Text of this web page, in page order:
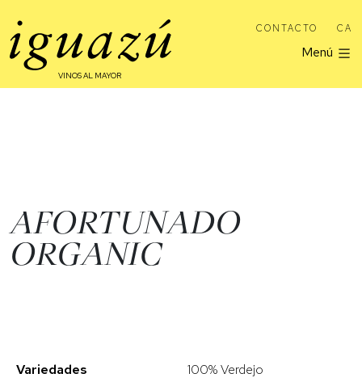
CONTACTO CA
Menú
VINOS AL MAYOR
AFORTUNADO
ORGANIC
Variedades
100% Verdejo